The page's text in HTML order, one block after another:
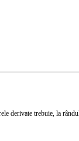
derivate trebuie, la